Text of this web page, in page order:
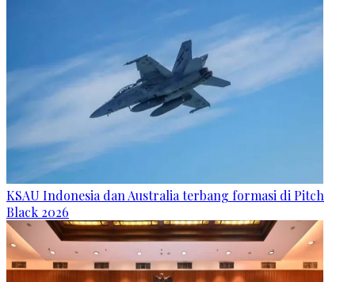
KSAU Indonesia dan Australia terbang formasi di Pitch
Black 2026